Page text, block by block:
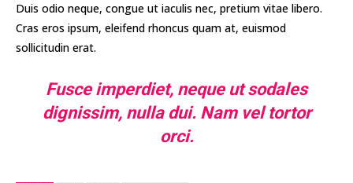
Duis odio neque, congue ut iaculis nec, pretium vitae libero.
Cras eros ipsum, eleifend rhoncus quam at, euismod
sollicitudin erat.
Fusce imperdiet, neque ut sodales
dignissim, nulla dui. Nam vel tortor
orci.